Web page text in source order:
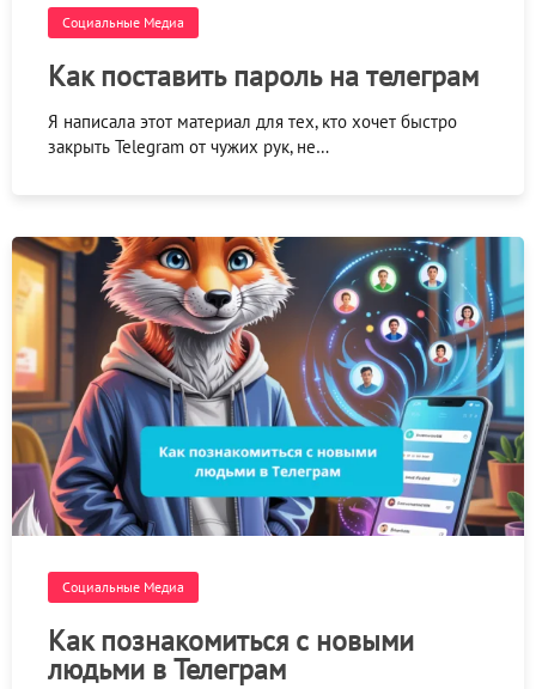
Социальные Медиа
Как поставить пароль на телеграм
Я написала этот материал для тех, кто хочет быстро
закрыть Telegram от чужих рук, не…
Социальные Медиа
Как познакомиться с новыми
людьми в Телеграм